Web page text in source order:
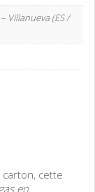
Villanueva (ES /
cette
en